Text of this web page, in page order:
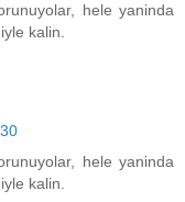
hele yaninda
kalin.
hele yaninda
kalin.